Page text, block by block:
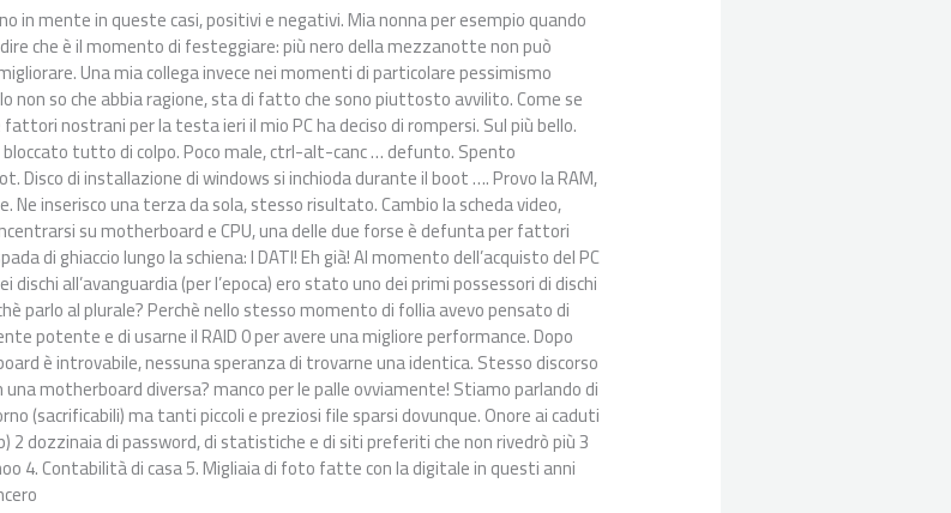
in mente in queste casi, positivi e negativi. Mia nonna per esempio quando
che è il momento di festeggiare: più nero della mezzanotte non può
Una mia collega invece nei momenti di particolare pessimismo
non so che abbia ragione, sta di fatto che sono piuttosto avvilito. Come se
nostrani per la testa ieri il mio PC ha deciso di rompersi. Sul più bello.
bloccato tutto di colpo. Poco male, ctrl-alt-canc … defunto. Spento
di installazione di windows si inchioda durante il boot …. Provo la RAM,
inserisco una terza da sola, stesso risultato. Cambio la scheda video,
su motherboard e CPU, una delle due forse è defunta per fattori
di ghiaccio lungo la schiena: I DATI! Eh già! Al momento dell’acquisto del PC
all’avanguardia (per l’epoca) ero stato uno dei primi possessori di dischi
parlo al plurale? Perchè nello stesso momento di follia avevo pensato di
potente e di usarne il RAID 0 per avere una migliore performance. Dopo
è introvabile, nessuna speranza di trovarne una identica. Stesso discorso
una motherboard diversa? manco per le palle ovviamente! Stiamo parlando di
(sacrificabili) ma tanti piccoli e preziosi file sparsi dovunque. Onore ai caduti
2 dozzinaia di password, di statistiche e di siti preferiti che non rivedrò più 3
4. Contabilità di casa 5. Migliaia di foto fatte con la digitale in questi anni